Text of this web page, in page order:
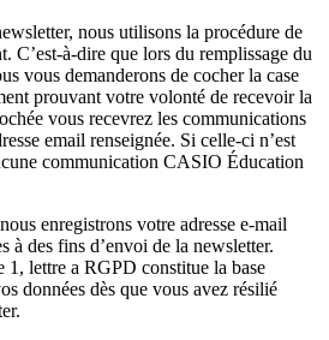
nous utilisons la procédure de
C’est-à-dire que lors du remplissage du
vous demanderons de cocher la case
prouvant votre volonté de recevoir la
vous recevrez les communications
email renseignée. Si celle-ci n’est
communication CASIO Éducation
enregistrons votre adresse e-mail
à des fins d’envoi de la newsletter.
1, lettre a RGPD constitue la base
données dès que vous avez résilié